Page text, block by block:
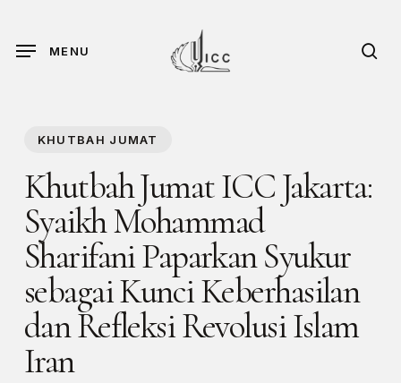
main
MENU
KHUTBAH JUMAT
Khutbah Jumat ICC Jakarta:
Syaikh Mohammad
Sharifani Paparkan Syukur
sebagai Kunci Keberhasilan
dan Refleksi Revolusi Islam
Iran